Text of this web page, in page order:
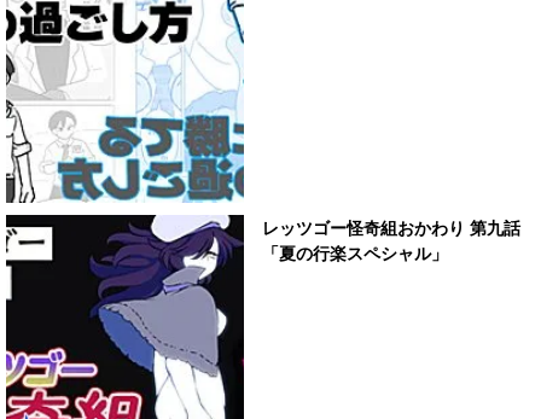
レッツゴー怪奇組おかわり 第九話
「夏の行楽スペシャル」